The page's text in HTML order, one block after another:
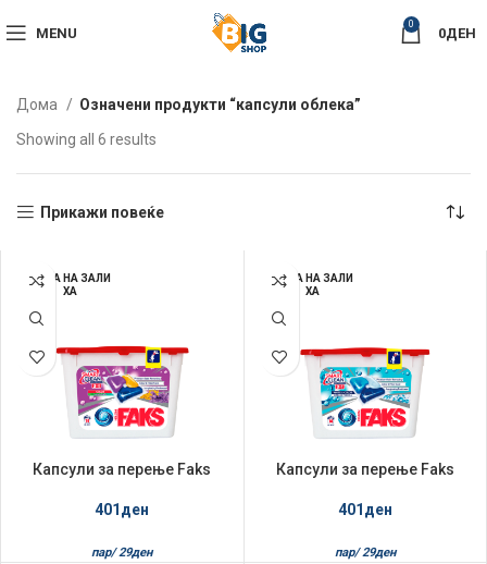
MENU
0
0ДЕН
Дома
Означени продукти “капсули облека”
Showing all 6 results
Прикажи повеќе
НЕМА НА ЗАЛИ
ХА
Капсули за перење Faks
401ден
пар/ 29ден
НЕМА НА ЗАЛИ
ХА
Капсули за перење Faks
Formula White & Color
401ден
пар/ 29ден